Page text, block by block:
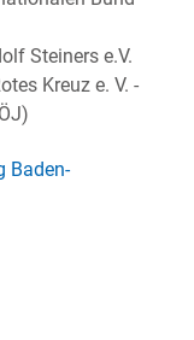
Steiners e.V.
Kreuz e. V. -
Baden-